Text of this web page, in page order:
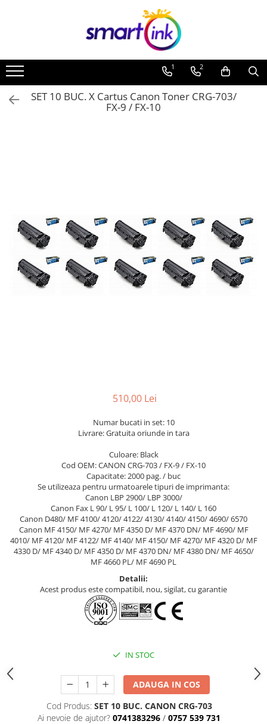
1 2
SET 10 BUC. X Cartus Canon Toner CRG-703/
FX-9 / FX-10
510,00 Lei
Numar bucati in set: 10
Livrare: Gratuita oriunde in tara
Culoare: Black
Cod OEM: CANON CRG-703 / FX-9 / FX-10
Capacitate: 2000 pag. / buc
Se utilizeaza pentru urmatoarele tipuri de imprimanta:
Canon LBP 2900/ LBP 3000/
Canon Fax L 90/ L 95/ L 100/ L 120/ L 140/ L 160
Canon D480/ MF 4100/ 4120/ 4122/ 4130/ 4140/ 4150/ 4690/ 6570
Canon MF 4150/ MF 4270/ MF 4350 D/ MF 4370 DN/ MF 4690/ MF
4010/ MF 4120/ MF 4122/ MF 4140/ MF 4150/ MF 4270/ MF 4320 D/ MF
4330 D/ MF 4340 D/ MF 4350 D/ MF 4370 DN/ MF 4380 DN/ MF 4650/
MF 4660 PL/ MF 4690 PL
Detalii:
Acest produs este compatibil, nou, sigilat, cu garantie
IN STOC
ADAUGA IN COS
Cod Produs: SET 10 BUC. CANON CRG-703
Ai nevoie de ajutor? 0741383296 / 0757 539 731